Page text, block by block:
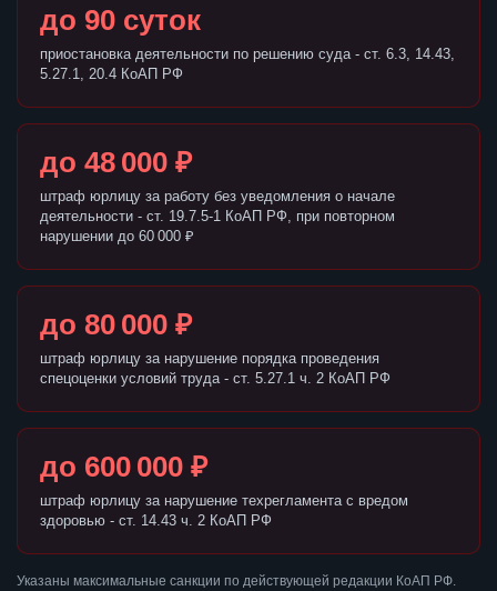
до 90 суток
приостановка деятельности по решению суда - ст. 6.3, 14.43,
5.27.1, 20.4 КоАП РФ
до 48 000 ₽
штраф юрлицу за работу без уведомления о начале
деятельности - ст. 19.7.5-1 КоАП РФ, при повторном
нарушении до 60 000 ₽
до 80 000 ₽
штраф юрлицу за нарушение порядка проведения
спецоценки условий труда - ст. 5.27.1 ч. 2 КоАП РФ
до 600 000 ₽
штраф юрлицу за нарушение техрегламента с вредом
здоровью - ст. 14.43 ч. 2 КоАП РФ
Указаны максимальные санкции по действующей редакции КоАП РФ.